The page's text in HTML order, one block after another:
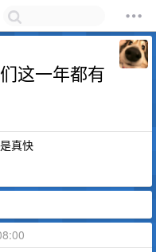
这一年都有
真快